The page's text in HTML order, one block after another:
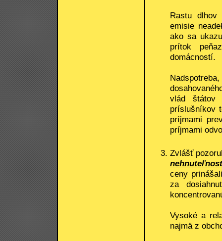
Rastu
emisie
ako sa
prítok
domácností.
vlád štátov
príslušníkov
príjmami
príjmami
Zvlášť
ceny
za
Vysoké a
najmä z